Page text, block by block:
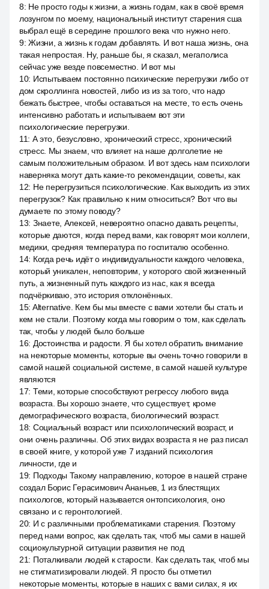
8: Не просто годы к жизни, а жизнь годам, как в своё время
лозунгом по моему, национальный институт старения сша
выбрал ещё в середине прошлого века что нужно него.
9:Жизни, а жизнь к годам добавлять. И вот наша жизнь, она
такая непростая. Ну, раньше бы, я сказал, мегаполиса
сейчас уже везде повсеместно. И вот мы
10: Испытываем постоянно психические перегрузки либо от
дом скроллинга новостей, либо из из за того, что надо
бежать быстрее, чтобы оставаться на месте, то есть очень
интенсивно работать и испытываем вот эти
психологические перегрузки.
11: А это, безусловно, хронический стресс, хронический
стресс. Мы знаем, что влияет на наше долголетие не
самым положительным образом. И вот здесь нам психологи
наверняка могут дать какие-то рекомендации, советы, как
12: Не перегрузиться психологические. Как выходить из этих
перегрузок? Как правильно к ним относиться? Вот что вы
думаете по этому поводу?
13: Знаете, Алексей, невероятно опасно давать рецепты,
которые даются, когда перед вами, как говорят мои коллеги,
медики, средняя температура по госпиталю особенно.
14: Когда речь идёт о индивидуальности каждого человека,
который уникален, неповторим, у которого свой жизненный
путь, а жизненный путь каждого из нас, как я всегда
подчёркиваю, это история отклонённых.
15: Alternative. Кем бы мы вместе с вами хотели бы стать и
кем не стали. Поэтому когда мы говорим о том, как сделать
так, чтобы у людей было больше
16: Достоинства и радости. Я бы хотел обратить внимание
на некоторые моменты, которые вы очень точно говорили в
самой нашей социальной системе, в самой нашей культуре
являются
17: Теми, которые способствуют регрессу любого вида
возраста. Вы хорошо знаете, что существует, кроме
демографического возраста, биологический возраст.
18: Социальный возраст или психологический возраст, и
они очень различны. Об этих видах возраста я не раз писал
в своей книге, у которой уже 7 изданий психология
личности, где и
19: Подходы Такому направлению, которое в нашей стране
создал Борис Герасимович Ананьев, 1 из блестящих
психологов, который называется онтопсихология, оно
связано и с геронтологией.
20: И с различными проблематиками старения. Поэтому
перед нами вопрос, как сделать так, чтоб мы сами в нашей
социокультурной ситуации развития не под
21: Поталкивали людей к старости. Как сделать так, чтоб мы
не стигматизировали людей. Я просто бы отметил
некоторые моменты, которые в наших с вами силах, я их